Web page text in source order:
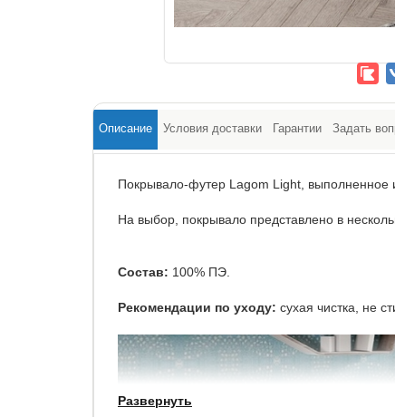
Описание Условия доставки Гарантии Задать
Покрывало-футер Lagom Light, выполненное
На выбор, покрывало представлено в
Состав: 100% ПЭ.
Рекомендации по уходу: сухая чистка, не
Развернуть